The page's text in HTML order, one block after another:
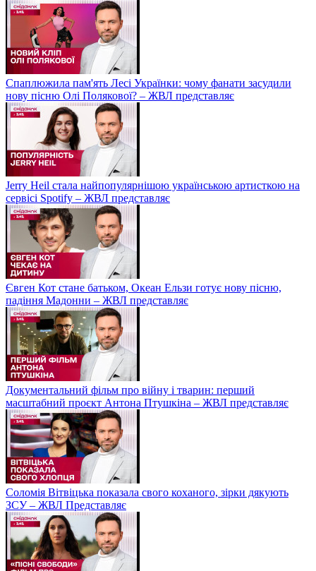
Спаплюжила пам'ять Лесі Українки: чому фанати засудили
нову пісню Олі Полякової? – ЖВЛ представляє
Jerry Heil стала найпопулярнішою українською артисткою на
сервісі Spotify – ЖВЛ представляє
Євген Кот стане батьком, Океан Ельзи готує нову пісню,
падіння Мадонни – ЖВЛ представляє
Документальний фільм про війну і тварин: перший
масштабний проєкт Антона Птушкіна – ЖВЛ представляє
Соломія Вітвіцька показала свого коханого, зірки дякують
ЗСУ – ЖВЛ Представляє